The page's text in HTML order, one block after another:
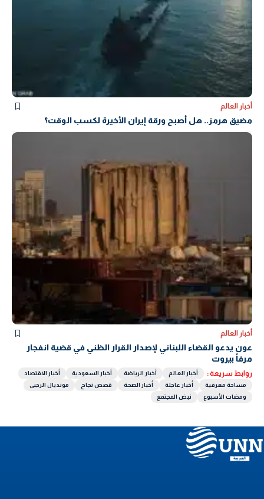
أخبار العالم
مضيق هرمز.. هل أصبح ورقة إيران الأخيرة لكسب الوقت؟
أخبار العالم
عون يدعو القضاء اللبناني لإصدار القرار الظني في قضية انفجار
مرفأ بيروت
روابط سريعة : أخبار العالم أخبار الرياضة أخبار السعودية
أخبار الاقتصاد
مساحة معرفية
أخبار عاجلة أخبار الصحة قصص نجاح
مونديال الرجبى
ومضات الأسبوع
نبض المجتمع